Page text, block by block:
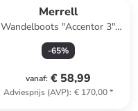
Merrell
Wandelboots "Accentor 3"
zwart
-65%
vanaf: € 58,99
Adviesprijs (AVP): € 170,00*